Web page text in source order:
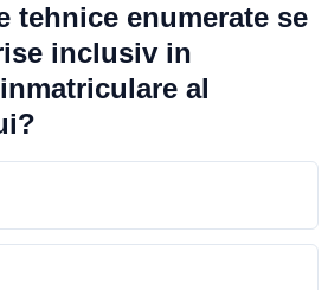
tehnice enumerate se
inclusiv in
al